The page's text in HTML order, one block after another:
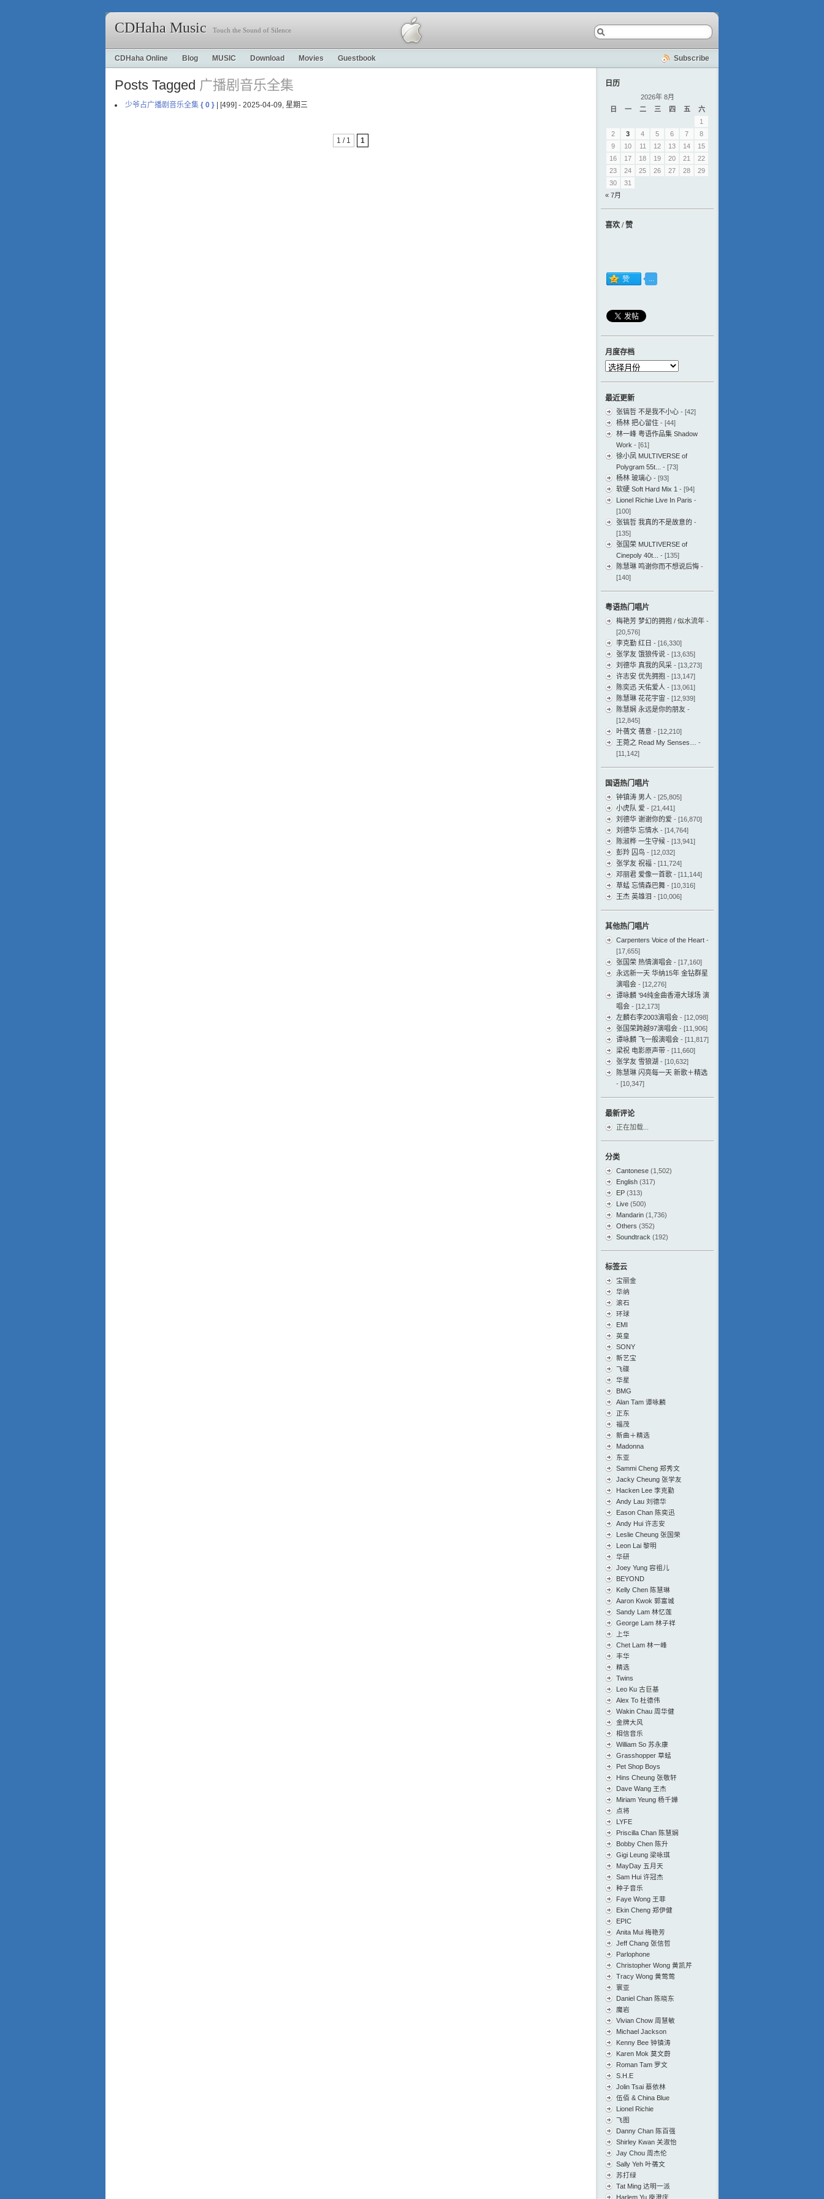
CDHaha Music Touch the Sound of Silence
CDHaha Online Blog MUSIC Download Movies Guestbook Subscribe
Posts Tagged 广播剧音乐全集
少爷占广播剧音乐全集 { 0 } | [499] - 2025-04-09, 星期三
1 / 1 1
日历
2026年 8月
日
一 二 三 四 五
六
1
2
3 4 5 6 7
8
9
10 11 12 13 14
15
16
17 18 19 20 21
22
23
24 25 26 27 28
29
30
31
« 7月
喜欢 / 赞
月度存档
月
档
最近更新
张镐哲 不是我不小心 - [42]
杨林 把心留住 - [44]
林一峰 粤语作品集 Shadow
Work - [61]
徐小凤 MULTIVERSE of
Polygram 55t...
- [73]
杨林 玻璃心 - [93]
软硬 Soft Hard Mix 1 - [94]
Lionel Richie Live In Paris -
[100]
张镐哲 我真的不是故意的 -
[135]
张国荣 MULTIVERSE of
Cinepoly 40t...
- [135]
陈慧琳 鸣谢你而不想说后悔 -
[140]
粤语热门唱片
梅艳芳 梦幻的拥抱 / 似水流年 -
[20,576]
李克勤 红日 - [16,330]
张学友 饿狼传说 - [13,635]
刘德华 真我的风采 - [13,273]
许志安 优先拥抱 - [13,147]
陈奕迅 天佑爱人 - [13,061]
陈慧琳 花花宇宙 - [12,939]
陈慧娴 永远是你的朋友 -
[12,845]
叶蒨文 蒨意 - [12,210]
王菀之 Read My Senses…
-
[11,142]
国语热门唱片
钟镇涛 男人 - [25,805]
小虎队 爱 - [21,441]
刘德华 谢谢你的爱 - [16,870]
刘德华 忘情水 - [14,764]
陈淑桦 一生守候 - [13,941]
彭羚 囚鸟 - [12,032]
张学友 祝福 - [11,724]
邓丽君 爱像一首歌 - [11,144]
草蜢 忘情森巴舞 - [10,316]
王杰 英雄泪 - [10,006]
其他热门唱片
Carpenters Voice of the Heart -
[17,655]
张国荣 热情演唱会 - [17,160]
永远新一天 华纳15年 金钻群星
演唱会 - [12,276]
谭咏麟 ’94纯金曲香港大球场 演
唱会 - [12,173]
左麟右李2003演唱会 - [12,098]
张国荣跨越97演唱会 - [11,906]
谭咏麟 飞一般演唱会 - [11,817]
梁祝 电影原声带 - [11,660]
张学友 雪狼湖 - [10,632]
陈慧琳 闪亮每一天 新歌＋精选
- [10,347]
最新评论
正在加载...
分类
Cantonese (1,502)
English (317)
EP (313)
Live (500)
Mandarin (1,736)
Others (352)
Soundtrack (192)
标签云
宝丽金
华纳
滚石
环球
EMI
英皇
SONY
新艺宝
飞碟
华星
BMG
Alan Tam 谭咏麟
正东
福茂
新曲＋精选
Madonna
东亚
Sammi Cheng 郑秀文
Jacky Cheung 张学友
Hacken Lee 李克勤
Andy Lau 刘德华
Eason Chan 陈奕迅
Andy Hui 许志安
Leslie Cheung 张国荣
Leon Lai 黎明
华研
Joey Yung 容祖儿
BEYOND
Kelly Chen 陈慧琳
Aaron Kwok 郭富城
Sandy Lam 林忆莲
George Lam 林子祥
上华
Chet Lam 林一峰
丰华
精选
Twins
Leo Ku 古巨基
Alex To 杜德伟
Wakin Chau 周华健
金牌大风
相信音乐
William So 苏永康
Grasshopper 草蜢
Pet Shop Boys
Hins Cheung 张敬轩
Dave Wang 王杰
Miriam Yeung 杨千嬅
点将
LYFE
Priscilla Chan 陈慧娴
Bobby Chen 陈升
Gigi Leung 梁咏琪
MayDay 五月天
Sam Hui 许冠杰
种子音乐
Faye Wong 王菲
Ekin Cheng 郑伊健
EPIC
Anita Mui 梅艳芳
Jeff Chang 张信哲
Parlophone
Christopher Wong 黄凯芹
Tracy Wong 黄莺莺
寰亚
Daniel Chan 陈晓东
魔岩
Vivian Chow 周慧敏
Michael Jackson
Kenny Bee 钟镇涛
Karen Mok 莫文蔚
Roman Tam 罗文
S.H.E
Jolin Tsai 蔡依林
伍佰 & China Blue
Lionel Richie
飞图
Danny Chan 陈百强
Shirley Kwan 关淑怡
Jay Chou 周杰伦
Sally Yeh 叶蒨文
苏打绿
Tat Ming 达明一派
Harlem Yu 庾澄庆